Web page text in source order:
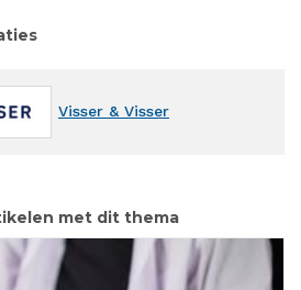
Visser & Visser
met dit thema